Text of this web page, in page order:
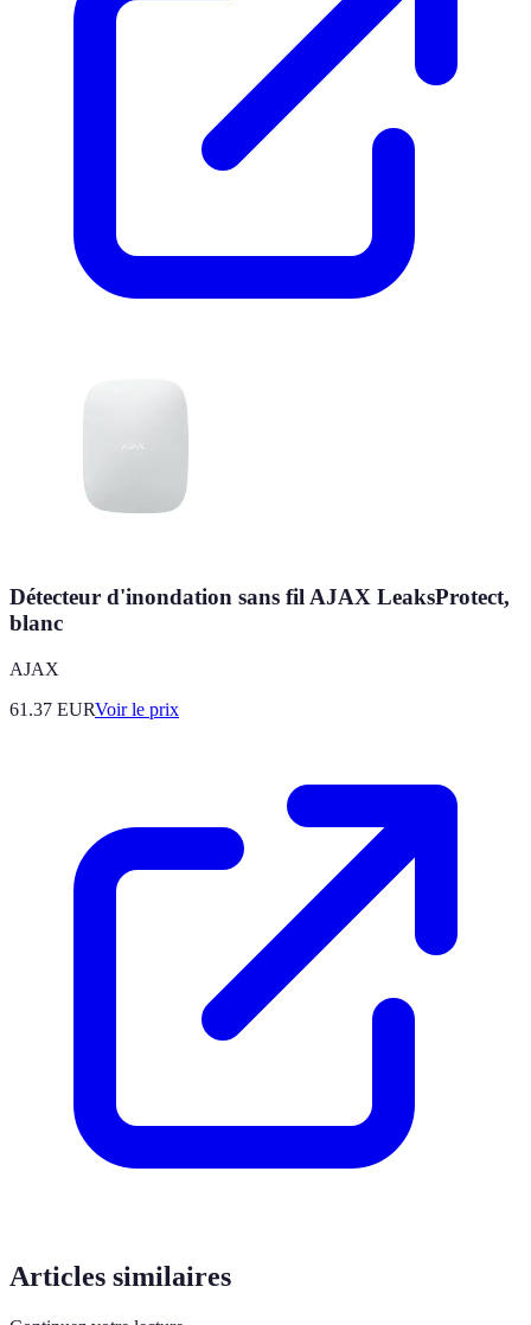
Détecteur d'inondation sans fil AJAX LeaksProtect,
blanc
AJAX
61.37 EURVoir le prix
Articles similaires